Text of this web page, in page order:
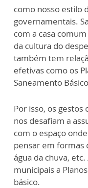
como nosso estilo
governamentais.
com a casa
da cultura do
também tem
efetivas como os
Saneamento
Por isso, os gestos
nos desafiam a
com o espaço
pensar em formas
água da chuva,
municipais a
básico.